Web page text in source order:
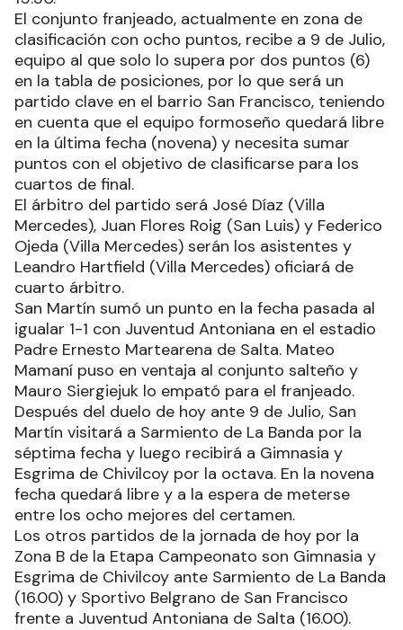
El conjunto franjeado, actualmente en zona de
clasificación con ocho puntos, recibe a 9 de Julio,
equipo al que solo lo supera por dos puntos (6)
en la tabla de posiciones, por lo que será un
partido clave en el barrio San Francisco, teniendo
en cuenta que el equipo formoseño quedará libre
en la última fecha (novena) y necesita sumar
puntos con el objetivo de clasificarse para los
cuartos de final.
El árbitro del partido será José Díaz (Villa
Mercedes), Juan Flores Roig (San Luis) y Federico
Ojeda (Villa Mercedes) serán los asistentes y
Leandro Hartfield (Villa Mercedes) oficiará de
cuarto árbitro.
San Martín sumó un punto en la fecha pasada al
igualar 1-1 con Juventud Antoniana en el estadio
Padre Ernesto Martearena de Salta. Mateo
Mamaní puso en ventaja al conjunto salteño y
Mauro Siergiejuk lo empató para el franjeado.
Después del duelo de hoy ante 9 de Julio, San
Martín visitará a Sarmiento de La Banda por la
séptima fecha y luego recibirá a Gimnasia y
Esgrima de Chivilcoy por la octava. En la novena
fecha quedará libre y a la espera de meterse
entre los ocho mejores del certamen.
Los otros partidos de la jornada de hoy por la
Zona B de la Etapa Campeonato son Gimnasia y
Esgrima de Chivilcoy ante Sarmiento de La Banda
(16.00) y Sportivo Belgrano de San Francisco
frente a Juventud Antoniana de Salta (16.00).